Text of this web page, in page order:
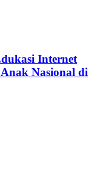
Internet
Nasional di